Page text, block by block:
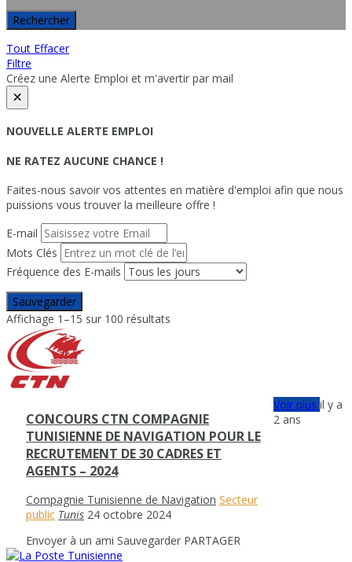
Rechercher
Tout Effacer
Filtre
Créez une Alerte Emploi et m'avertir par mail
×
NOUVELLE ALERTE EMPLOI
NE RATEZ AUCUNE CHANCE !
Faites-nous savoir vos attentes en matière d'emploi afin que nous
puissions vous trouver la meilleure offre !
E-mail
Mots Clés
Fréquence des E-mails
Sauvegarder
Affichage 1–15 sur 100 résultats
CONCOURS CTN COMPAGNIE
TUNISIENNE DE NAVIGATION POUR LE
RECRUTEMENT DE 30 CADRES ET
AGENTS – 2024
Compagnie Tunisienne de Navigation Secteur
public Tunis 24 octobre 2024
Envoyer à un ami Sauvegarder PARTAGER
Voir plusil y a
2 ans